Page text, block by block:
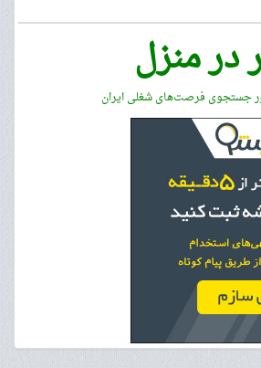
در منزل
جستجوی فرصت‌های شغلی ایران